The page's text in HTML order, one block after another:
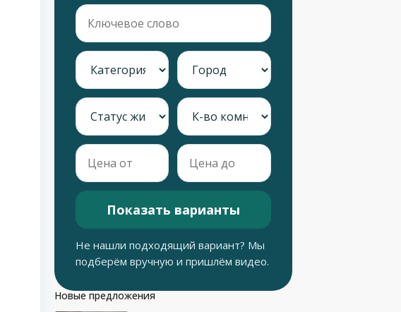
Показать варианты
Не нашли подходящий вариант? Мы
подберём вручную и пришлём видео.
Новые предложения